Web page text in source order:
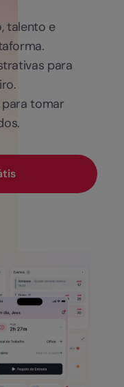
talento e
para
para tomar